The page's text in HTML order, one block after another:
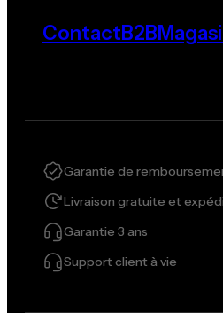
ContactB2B
Garantie de
Livraison gratuite et
Garantie 3 ans
Support client à vie